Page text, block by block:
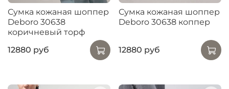
Сумка кожаная шоппер
Deboro 30638
коричневый торф
12880 руб
Сумка кожаная шоппер
Deboro 30638 коппер
12880 руб